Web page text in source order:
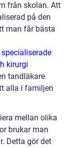
från skolan. Att
på den
man får bästa
kirurgi
tandläkare
alla i familjen
mellan olika
brukar man
Detta gör det